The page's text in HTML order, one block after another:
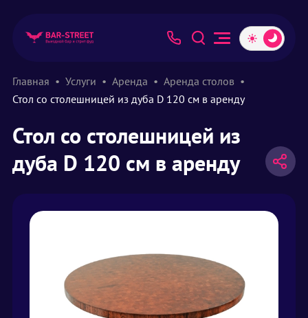
Главная Услуги Аренда
Аренда столов
Стол со столешницей из дуба D 120 см в аренду
Стол со столешницей из
дуба D 120 см в аренду